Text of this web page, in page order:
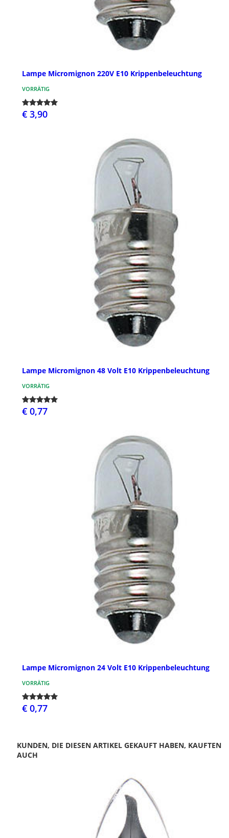
Lampe Micromignon 220V E10 Krippenbeleuchtung
VORRÄTIG
€ 3,90
Lampe Micromignon 48 Volt E10 Krippenbeleuchtung
VORRÄTIG
€ 0,77
Lampe Micromignon 24 Volt E10 Krippenbeleuchtung
VORRÄTIG
€ 0,77
KUNDEN, DIE DIESEN ARTIKEL GEKAUFT HABEN, KAUFTEN
AUCH